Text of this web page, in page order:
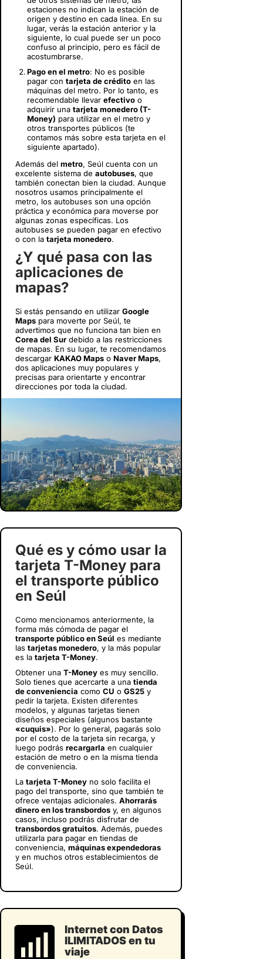
estaciones no indican la estación de
origen y destino en cada línea. En su
lugar, verás la estación anterior y la
siguiente, lo cual puede ser un poco
confuso al principio, pero es fácil de
acostumbrarse.
Pago en el metro: No es posible
pagar con tarjeta de crédito en las
máquinas del metro. Por lo tanto, es
recomendable llevar efectivo o
adquirir una tarjeta monedero (T-
Money) para utilizar en el metro y
otros transportes públicos (te
contamos más sobre esta tarjeta en el
siguiente apartado).
Además del metro, Seúl cuenta con un
excelente sistema de autobuses, que
también conectan bien la ciudad. Aunque
nosotros usamos principalmente el
metro, los autobuses son una opción
práctica y económica para moverse por
algunas zonas específicas. Los
autobuses se pueden pagar en efectivo
o con la tarjeta monedero.
¿Y qué pasa con las
aplicaciones de
mapas?
Si estás pensando en utilizar Google
Maps para moverte por Seúl, te
advertimos que no funciona tan bien en
Corea del Sur debido a las restricciones
de mapas. En su lugar, te recomendamos
descargar KAKAO Maps o Naver Maps,
dos aplicaciones muy populares y
precisas para orientarte y encontrar
direcciones por toda la ciudad.
Qué es y cómo usar la
tarjeta T-Money para
el transporte público
en Seúl
Como mencionamos anteriormente, la
forma más cómoda de pagar el
transporte público en Seúl es mediante
las tarjetas monedero, y la más popular
es la tarjeta T-Money.
Obtener una T-Money es muy sencillo.
Solo tienes que acercarte a una tienda
de conveniencia como CU o GS25 y
pedir la tarjeta. Existen diferentes
modelos, y algunas tarjetas tienen
diseños especiales (algunos bastante
«cuquis»). Por lo general, pagarás solo
por el costo de la tarjeta sin recarga, y
luego podrás recargarla en cualquier
estación de metro o en la misma tienda
de conveniencia.
La tarjeta T-Money no solo facilita el
pago del transporte, sino que también te
ofrece ventajas adicionales. Ahorrarás
dinero en los transbordos y, en algunos
casos, incluso podrás disfrutar de
transbordos gratuitos. Además, puedes
utilizarla para pagar en tiendas de
conveniencia, máquinas expendedoras
y en muchos otros establecimientos de
Seúl.
Internet con Datos
ILIMITADOS en tu
viaje